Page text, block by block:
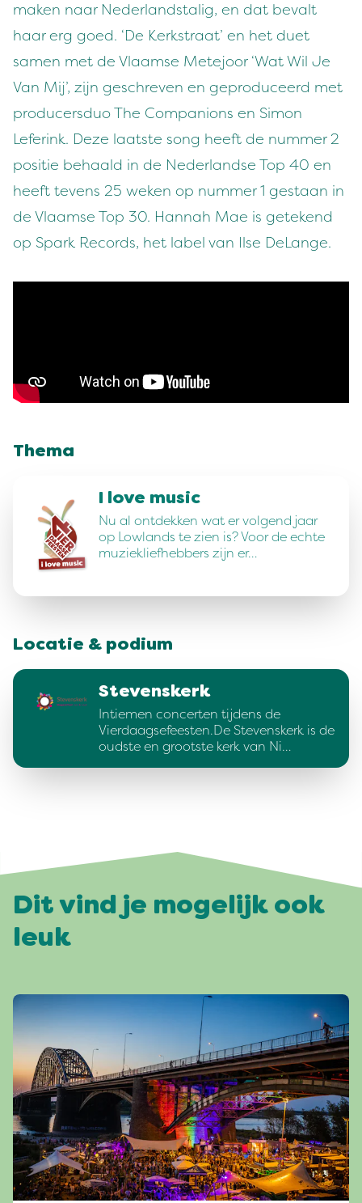
maken naar Nederlandstalig, en dat bevalt
haar erg goed. ‘De Kerkstraat’ en het duet
samen met de Vlaamse Metejoor ‘Wat Wil Je
Van Mij’, zijn geschreven en geproduceerd met
producersduo The Companions en Simon
Leferink. Deze laatste song heeft de nummer 2
positie behaald in de Nederlandse Top 40 en
heeft tevens 25 weken op nummer 1 gestaan in
de Vlaamse Top 30. Hannah Mae is getekend
op Spark Records, het label van Ilse DeLange.
Thema
I love music
Nu al ontdekken wat er volgend jaar
op Lowlands te zien is? Voor de echte
muziekliefhebbers zijn er…
Locatie & podium
Stevenskerk
Intiemen concerten tijdens de
Vierdaagsefeesten.De Stevenskerk is de
oudste en grootste kerk van Ni…
Dit vind je mogelijk ook
leuk